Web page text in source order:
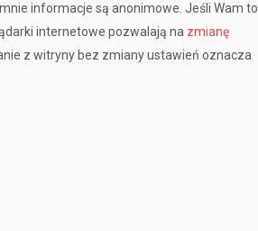
informacje są anonimowe. Jeśli Wam to
internetowe pozwalają na zmianę
z witryny bez zmiany ustawień oznacza